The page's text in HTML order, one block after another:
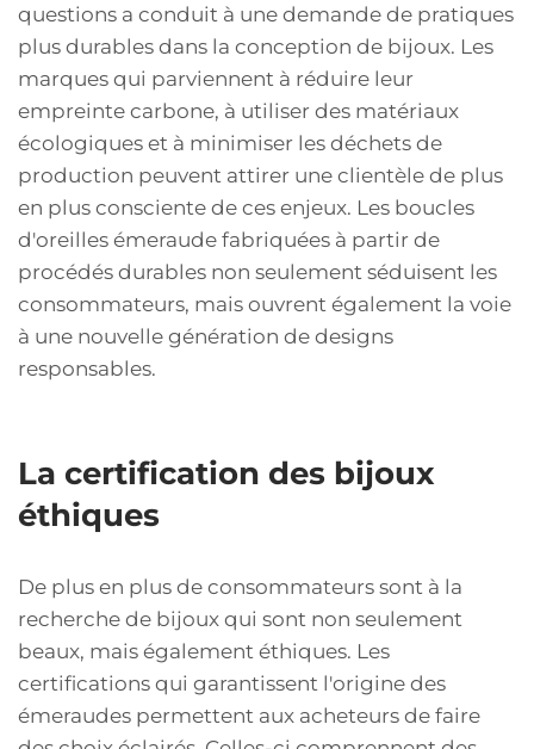
questions a conduit à une demande de pratiques
plus durables dans la conception de bijoux. Les
marques qui parviennent à réduire leur
empreinte carbone, à utiliser des matériaux
écologiques et à minimiser les déchets de
production peuvent attirer une clientèle de plus
en plus consciente de ces enjeux. Les boucles
d'oreilles émeraude fabriquées à partir de
procédés durables non seulement séduisent les
consommateurs, mais ouvrent également la voie
à une nouvelle génération de designs
responsables.
La certification des bijoux
éthiques
De plus en plus de consommateurs sont à la
recherche de bijoux qui sont non seulement
beaux, mais également éthiques. Les
certifications qui garantissent l'origine des
émeraudes permettent aux acheteurs de faire